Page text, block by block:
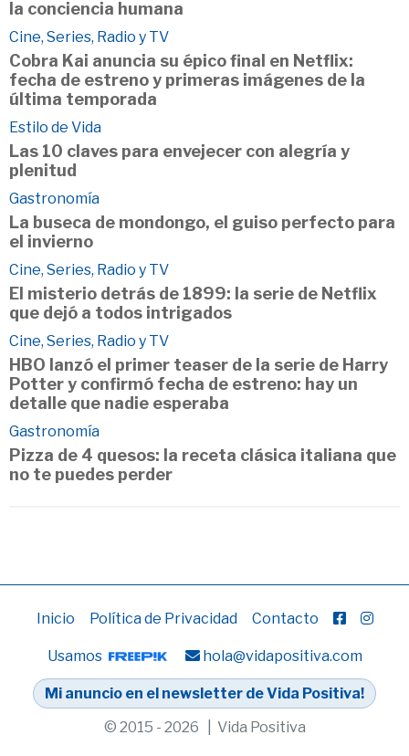
la conciencia humana
Cine, Series, Radio y TV
Cobra Kai anuncia su épico final en Netflix:
fecha de estreno y primeras imágenes de la
última temporada
Estilo de Vida
Las 10 claves para envejecer con alegría y
plenitud
Gastronomía
La buseca de mondongo, el guiso perfecto para
el invierno
Cine, Series, Radio y TV
El misterio detrás de 1899: la serie de Netflix
que dejó a todos intrigados
Cine, Series, Radio y TV
HBO lanzó el primer teaser de la serie de Harry
Potter y confirmó fecha de estreno: hay un
detalle que nadie esperaba
Gastronomía
Pizza de 4 quesos: la receta clásica italiana que
no te puedes perder
Inicio Política de Privacidad Contacto
Usamos hola@vidapositiva.com
Mi anuncio en el newsletter de Vida Positiva!
© 2015 - 2026 | Vida Positiva